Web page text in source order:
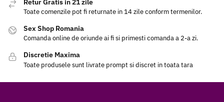
Retur Gratis in 21 zile
Toate comenzile pot fi returnate in 14 zile conform termenilor.
Sex Shop Romania
Comanda online de oriunde ai fi si primesti comanda a 2-a zi.
Discretie Maxima
Toate produsele sunt livrate prompt si discret in toata tara